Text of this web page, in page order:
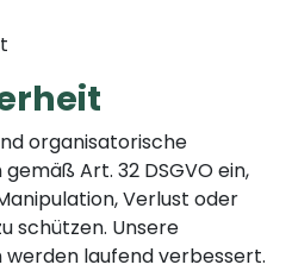
organisatorische
Art. 32 DSGVO ein,
Verlust oder
schützen. Unsere
laufend verbessert.